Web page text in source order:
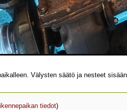
Välysten säätö ja nesteet
tiedot)